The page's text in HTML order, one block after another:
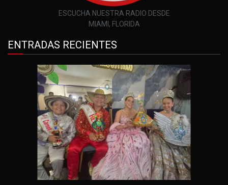
ESCUCHA NUESTRA RADIO DESDE
MIAMI, FLORIDA
ENTRADAS RECIENTES